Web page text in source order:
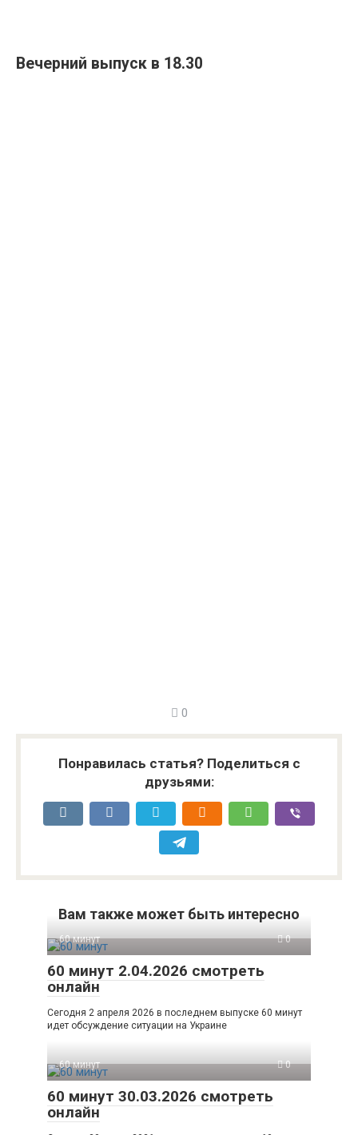
Вечерний выпуск в 18.30
0
Понравилась статья? Поделиться с
друзьями:
Вам также может быть интересно
60 минут 0
60 минут 2.04.2026 смотреть
онлайн
Сегодня 2 апреля 2026 в последнем выпуске 60 минут
идет обсуждение ситуации на Украине
60 минут 0
60 минут 30.03.2026 смотреть
онлайн